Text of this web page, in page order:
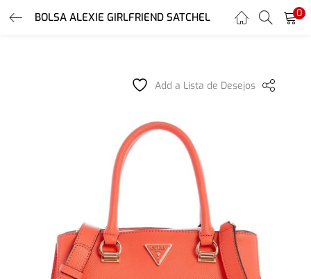
BOLSA ALEXIE GIRLFRIEND SATCHEL 0
Add a Lista de Desejos
LOGIN REGISTER
Lost password?